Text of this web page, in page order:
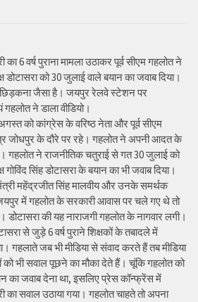
का 6 वर्ष पुराना मामला उठाकर पूर्व सीएम गहलोत ने
को 30 जुलाई वाले बयान का जवाब दिया।
जैसा है। जयपुर रेलवे स्टेशन पर
ने डाला वीडियो।
को कांग्रेस के वरिष्ठ नेता और पूर्व सीएम
जोधपुर के दौरे पर रहे। गहलोत ने अपनी आदत के
गहलोत ने राजनीतिक चतुराई से गत 30 जुलाई को
सिंह डोटासरा के बयान का भी जवाब दिया।
महेंद्रजीत सिंह मालवीय और उनके समर्थक
में गहलोत के सरकारी आवास पर चले गए थे तो
डोटासरा की यह नाराजगी गहलोत के नागवार लगी।
से जुड़े 6 वर्ष पुराने शिक्षकों के तबादले में
गहलाते जब भी मीडिया से संवाद करते हैं तब मीडिया
भी सवाल पूछने का मौका देते हैं। चूंकि गहलोत को
का जवाब देना था, इसलिए प्रेस कॉन्फ्रेंस में
का सवाल उठाया गया। गहलोत चाहते तो अपना